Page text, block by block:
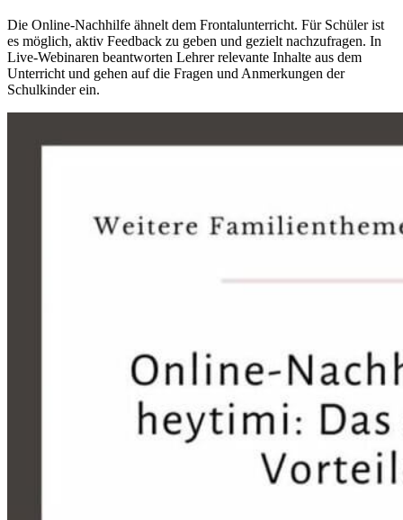
Die Online-Nachhilfe ähnelt dem Frontalunterricht. Für Schüler ist
es möglich, aktiv Feedback zu geben und gezielt nachzufragen. In
Live-Webinaren beantworten Lehrer relevante Inhalte aus dem
Unterricht und gehen auf die Fragen und Anmerkungen der
Schulkinder ein.